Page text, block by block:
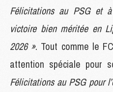
Félicitations au PSG et
victoire bien méritée en
2026 ». Tout comme le
attention spéciale pour
Félicitations au PSG pour